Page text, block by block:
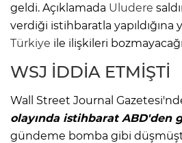
geldi. Açıklamada Uludere
verdiği istihbaratla yapıldığına
Türkiye ile ilişkileri
WSJ İDDİA ETMİŞTİ
Wall Street Journal
olayında istihbarat ABD'den
gündeme bomba gibi